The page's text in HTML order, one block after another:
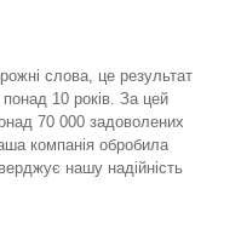
слова, це результат
понад 10 років. За цей
70 000 задоволених
компанія обробила
нашу надійність